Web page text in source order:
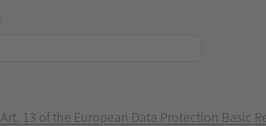
13 of the European Data Protection Basic